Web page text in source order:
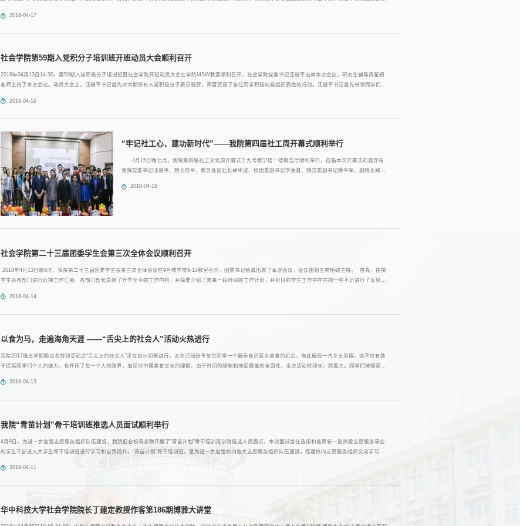
2018-04-17
社会学院第59期入党积分子培训班开班动员大会顺利召开
2018年04月13日14:30，第59期入党积极分子培训班暨社会学院开班动员大会在学院MSW教室顺利召开，社会学院党委书记汪继平出席本次会议，研究生辅导员翟娟
老师主持了本次会议。动员大会上，汪继平书记首先对本期所有入党积极分子表示祝贺，高度赞扬了各位同学积极向党组织靠拢的行动。汪继平书记首先带领同学们回
2018-04-16
“牢记社工心，建功新时代”——我院第四届社工周开幕式顺利举行
4月15日晚七点，我院第四届社工文化周开幕式于九号教学楼一楼报告厅顺利举行。莅临本次开幕式的嘉宾有
我院党委书记汪继平、院长符平、教务处副处长胡中波、校团委副书记李金督、院党委副书记薛平军、副院长郑广
他代其他未能出席的校领导向我院全体同学表达亲切的问候，表示学校领导对本届社工文化周给予了大力支...
2018-04-16
社会学院第二十三届团委学生会第三次全体会议顺利召开
2018年4月13日晚8点，我院第二十三届团委学生会第三次全体会议在9号教学楼9-13教室召开，团委书记甄诚出席了本次会议。会议由副主席杨硕主持。 首先，由院
学生会各部门进行近期工作汇报。各部门部长总结了开学至今的工作内容，并简要介绍了未来一段时间的工作计划，并对目前学生工作中存在的一些不足进行了反思。
2018-04-14
以食为马，走遍海角天涯 ——“舌尖上的社会人”活动火热进行
​我院2017级本学期晚点名特别活动之“舌尖上的社会人”正在如火如荼进行。本次活动给予每位同学一个展示自己家乡美食的机会，借此展现一方乡土风情。这不仅有助
于提高同学们个人的能力，也开拓了每一个人的眼界，加深对中国美食文化的理解。由于时间的限制和地区覆盖的全面性，本次活动时间长，跨度大。同学们按照家乡
2018-04-13
我院“青苗计划”骨干培训班推选人员面试顺利举行
​4月9日，为进一步加强志愿服务组织队伍建设，我院配合校青志联开展了“青苗计划”骨干培训班学院推选人员面试，本次面试旨在选拔和推荐新一批热爱志愿服务事业
的学生干部进入大学生骨干培训班进行学习和自我提升。“青苗计划”骨干培训班，是为进一步加强校内各大志愿服务组织队伍建设，搭建校内志愿服务组织交流学习的
2018-04-11
华中科技大学社会学院院长丁建定教授作客第186期博雅大讲堂